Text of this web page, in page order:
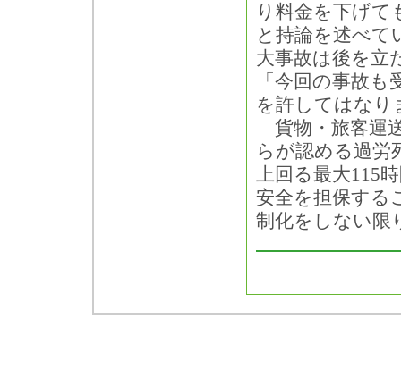
り料金を下げて
と持論を述べて
大事故は後を立
「今回の事故
を許してはなり
貨物・旅客運
らが認める過労
上回る最大115
安全を担保する
制化をしない限